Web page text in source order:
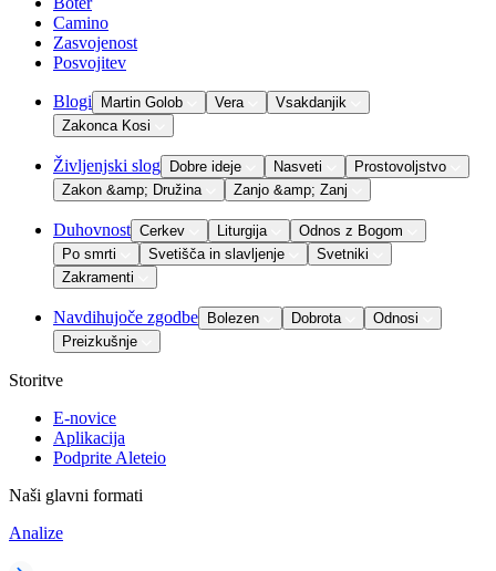
Camino
Zasvojenost
Posvojitev
Blogi Martin Golob Vera
Vsakdanjik
Zakonca Kosi
Življenjski slog Dobre ideje Nasveti
Prostovoljstvo
Zakon &amp; Družina
Zanjo &amp; Zanj
Duhovnost Cerkev Liturgija
Odnos z Bogom
Po smrti
Svetišča in slavljenje
Svetniki
Zakramenti
Navdihujoče zgodbe Bolezen Dobrota
Odnosi
Preizkušnje
Storitve
E-novice
Aplikacija
Podprite Aleteio
Naši glavni formati
Analize